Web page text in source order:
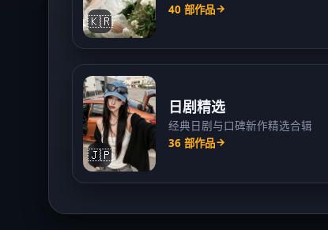
🇰🇷
40 部作品
🇯🇵
日剧精选
经典日剧与口碑新作精选合辑
36 部作品